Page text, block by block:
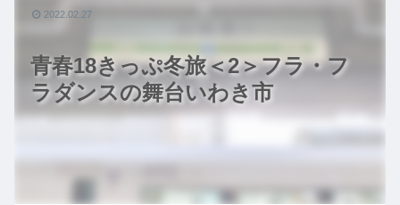
青春18きっぷ冬旅＜2＞フラ・フ
ラダンスの舞台いわき市
2022.02.27